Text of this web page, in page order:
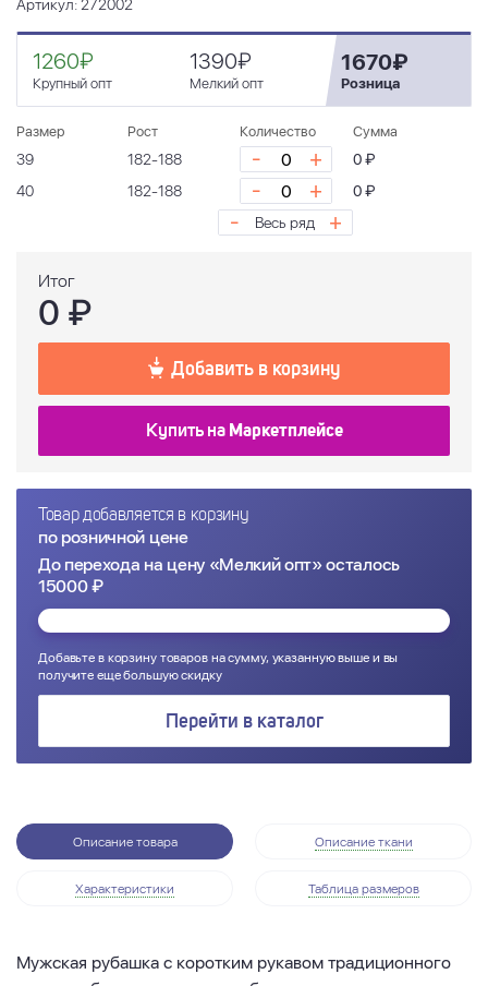
Артикул: 272002
1260₽
Крупный опт
1390₽
Мелкий опт
1670₽
Розница
Размер Рост Количество Сумма
39 182-188 - +
0 ₽
40
182-188 - + 0 ₽
- Весь ряд +
Итог
0 ₽
Добавить в корзину
Купить на Маркетплейсе
Товар добавляется в корзину
по розничной цене
До перехода на цену «Мелкий опт» осталось
15000 ₽
Добавьте в корзину товаров на сумму, указанную выше и вы
получите еще большую скидку
Перейти в каталог
Описание товара Описание ткани
Характеристики Таблица размеров
Мужская рубашка с коротким рукавом традиционного